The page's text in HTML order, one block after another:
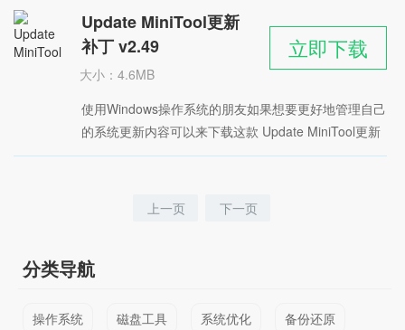
的这款 ShadowDefender影子系统，软件能够帮助用户
创建一个虚拟的系统空间，所有病毒都只能停留在虚拟
空间中无法入侵。
Update MiniTool更新
补丁 v2.49
大小：4.6MB
星级：
立即下载
使用Windows操作系统的朋友如果想要更好地管理自己
的系统更新内容可以来下载这款 Update MiniTool更新
补丁软件，这是一个第三方更新补丁工具，能够帮助用
操作，使用起来很方便，用户可以对更新下载自定义设
上一页 下一页
分类导航
操作系统 磁盘工具 系统优化 备份还原